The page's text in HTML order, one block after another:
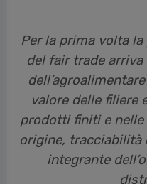
Per la prima volta
del fair trade
valore delle filiere
prodotti finiti e nelle
origine,
integrante